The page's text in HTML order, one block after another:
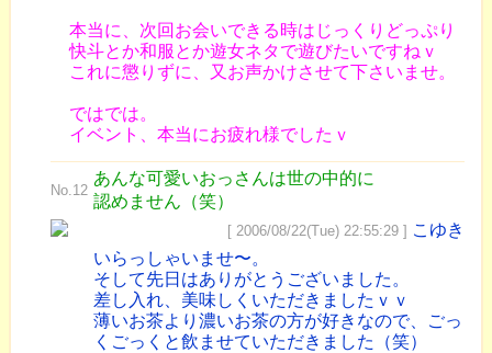
本当に、次回お会いできる時はじっくりどっぷり
快斗とか和服とか遊女ネタで遊びたいですねｖ
これに懲りずに、又お声かけさせて下さいませ。
ではでは。
イベント、本当にお疲れ様でしたｖ
No.12
あんな可愛いおっさんは世の中的に
認めません（笑）
[ 2006/08/22(Tue) 22:55:29 ] こゆき
いらっしゃいませ〜。
そして先日はありがとうございました。
差し入れ、美味しくいただきましたｖｖ
薄いお茶より濃いお茶の方が好きなので、ごっ
くごっくと飲ませていただきました（笑）